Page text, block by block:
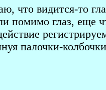
что видится-то
помимо глаз, еще
палочки-